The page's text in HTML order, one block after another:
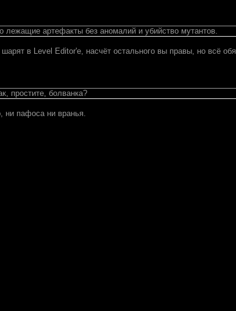
лежащие артефакты без аномалий и убийство мутантов.
в Level Editor'e, насчёт остального вы правы, но всё
простите, болванка?
ни пафоса ни вранья.